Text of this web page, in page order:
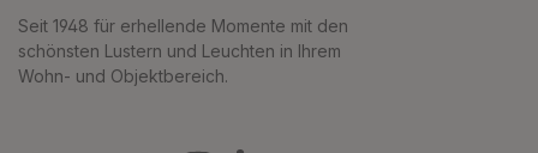
Seit 1948 für erhellende Momente mit den
schönsten Lustern und Leuchten in Ihrem
Wohn- und Objektbereich.